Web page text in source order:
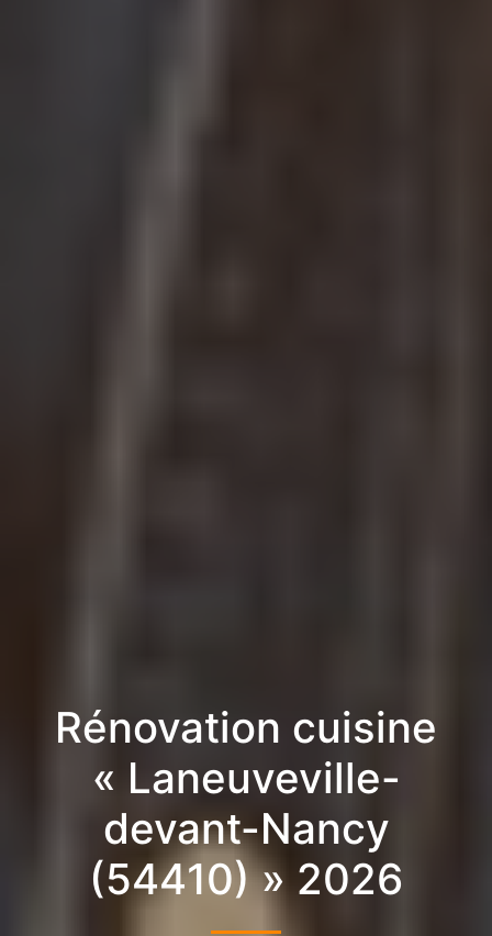
Rénovation cuisine
« Laneuveville-
devant-Nancy
(54410) » 2026